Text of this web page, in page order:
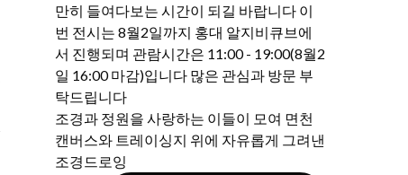
조경과 정원을 사랑하는 이들이 모여 면천
캔버스와 트레이싱지 위에 자유롭게 그려낸
조경드로잉